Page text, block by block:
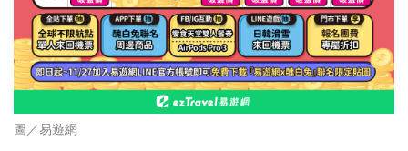
圖／易遊網